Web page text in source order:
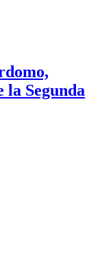
la Segunda